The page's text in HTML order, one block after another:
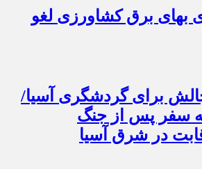
بهای برق کشاورزی لغو
پرچالش برای گردشگری آسیا/
سفر پس از جنگ
در شرق آسیا